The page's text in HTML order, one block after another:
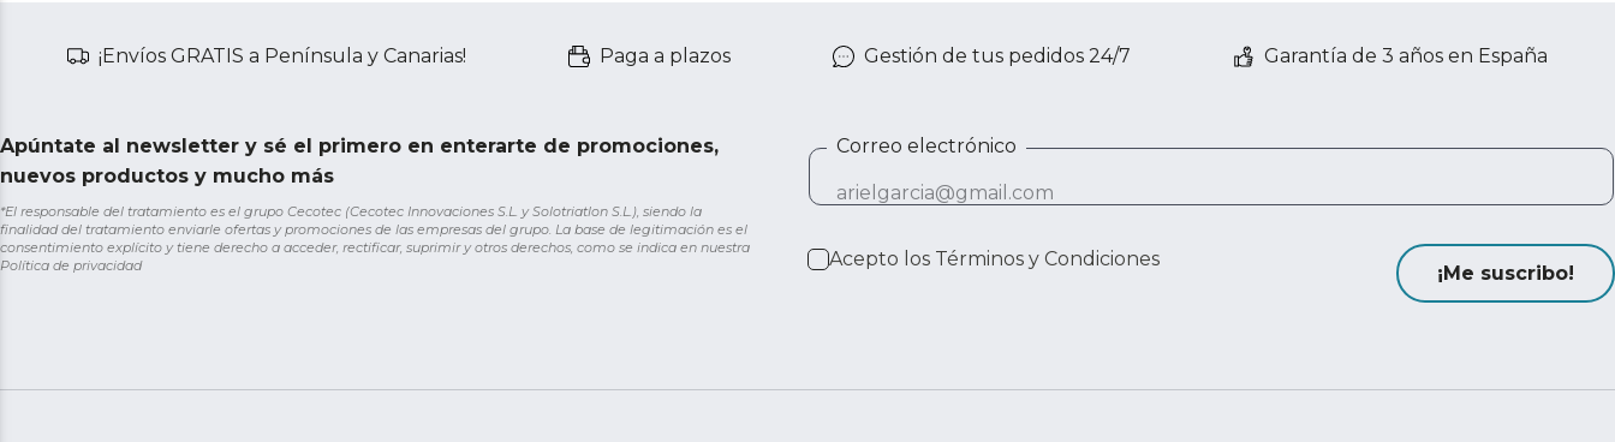
¡Envíos GRATIS a Península y Canarias! Paga a plazos Gestión de tus pedidos 24/7 Garantía de 3 años en España
Apúntate al newsletter y sé el primero en enterarte de promociones,
nuevos productos y mucho más
*El responsable del tratamiento es el grupo Cecotec (Cecotec Innovaciones S.L. y Solotriatlon S.L.), siendo la
finalidad del tratamiento enviarle ofertas y promociones de las empresas del grupo. La base de legitimación es el
consentimiento explícito y tiene derecho a acceder, rectificar, suprimir y otros derechos, como se indica en nuestra
Política de privacidad
Correo electrónico
Acepto los Términos y Condiciones
¡Me suscribo!